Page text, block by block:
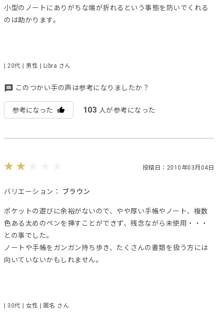
小型のノートにありがちな端が折れるという事態を防いでくれる
のは助かります。
| 20代 | 男性 | Libra さん
このつかい手の声は参考になりましたか？
参考になった 103 人が参考になった
投稿日：2010年03月04日
バリエーション： ブラウン
ポケットの遊びに余裕がないので、やや厚い手帳やノート、複数
色ある太めのペンを挿すことができず、残念ながら未使用・・・
との事でした。
ノートや手帳をガンガン持ち歩き、たくさんの書類を扱う方には
向いていないかもしれません。
| 30代 | 女性 | 匿名 さん